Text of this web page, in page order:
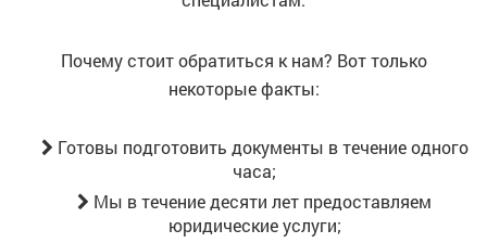
Почему стоит обратиться к нам? Вот только
некоторые факты:
Готовы подготовить документы в течение одного
часа;
Мы в течение десяти лет предоставляем
юридические услуги;